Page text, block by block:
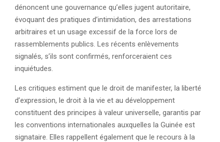
dénoncent une gouvernance qu’elles jugent autoritaire,
évoquant des pratiques d’intimidation, des arrestations
arbitraires et un usage excessif de la force lors de
rassemblements publics. Les récents enlèvements
signalés, s’ils sont confirmés, renforceraient ces
inquiétudes.
Les critiques estiment que le droit de manifester, la liberté
d’expression, le droit à la vie et au développement
constituent des principes à valeur universelle, garantis par
les conventions internationales auxquelles la Guinée est
signataire. Elles rappellent également que le recours à la